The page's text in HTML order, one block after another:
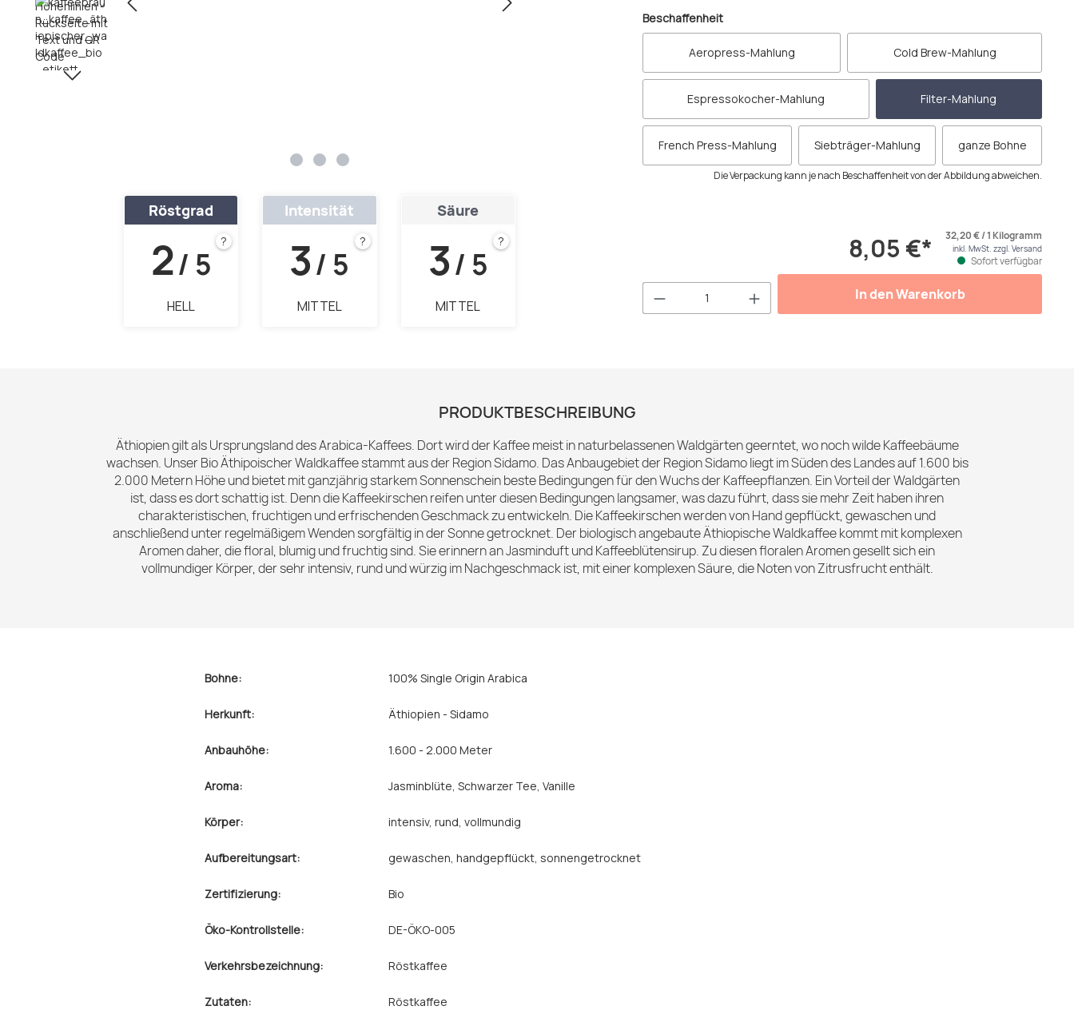
Röstgrad
?
2/ 5
HELL
Intensität
?
3/ 5
MITTEL
Säure
?
3/ 5
MITTEL
Beschaffenheitauswählen
Aeropress-Mahlung Cold Brew-Mahlung
Espressokocher-Mahlung Filter-Mahlung
French Press-Mahlung Siebträger-Mahlung ganze Bohne
Die Verpackung kann je nach Beschaffenheit von der Abbildung abweichen.
Produkt Anzahl: Gib den gewünschten Wert
8,05 €* 32,20 € / 1 Kilogramm
inkl. MwSt. zzgl. Versand
Sofort verfügbar
In den Warenkorb
PRODUKTBESCHREIBUNG
Äthiopien gilt als Ursprungsland des Arabica-Kaffees. Dort wird der Kaffee meist in naturbelassenen Waldgärten geerntet, wo noch wilde Kaffeebäume
wachsen. Unser Bio Äthipoischer Waldkaffee stammt aus der Region Sidamo. Das Anbaugebiet der Region Sidamo liegt im Süden des Landes auf 1.600 bis
2.000 Metern Höhe und bietet mit ganzjährig starkem Sonnenschein beste Bedingungen für den Wuchs der Kaffeepflanzen. Ein Vorteil der Waldgärten
ist, dass es dort schattig ist. Denn die Kaffeekirschen reifen unter diesen Bedingungen langsamer, was dazu führt, dass sie mehr Zeit haben ihren
charakteristischen, fruchtigen und erfrischenden Geschmack zu entwickeln. Die Kaffeekirschen werden von Hand gepflückt, gewaschen und
anschließend unter regelmäßigem Wenden sorgfältig in der Sonne getrocknet. Der biologisch angebaute Äthiopische Waldkaffee kommt mit komplexen
Aromen daher, die floral, blumig und fruchtig sind. Sie erinnern an Jasminduft und Kaffeeblütensirup. Zu diesen floralen Aromen gesellt sich ein
vollmundiger Körper, der sehr intensiv, rund und würzig im Nachgeschmack ist, mit einer komplexen Säure, die Noten von Zitrusfrucht enthält.
Bohne: 100% Single Origin Arabica
Herkunft: Äthiopien - Sidamo
Anbauhöhe: 1.600 - 2.000 Meter
Aroma: Jasminblüte, Schwarzer Tee, Vanille
Körper: intensiv, rund, vollmundig
Aufbereitungsart: gewaschen, handgepflückt, sonnengetrocknet
Zertifizierung: Bio
Öko-Kontrollstelle: DE-ÖKO-005
Verkehrsbezeichnung: Röstkaffee
Zutaten: Röstkaffee